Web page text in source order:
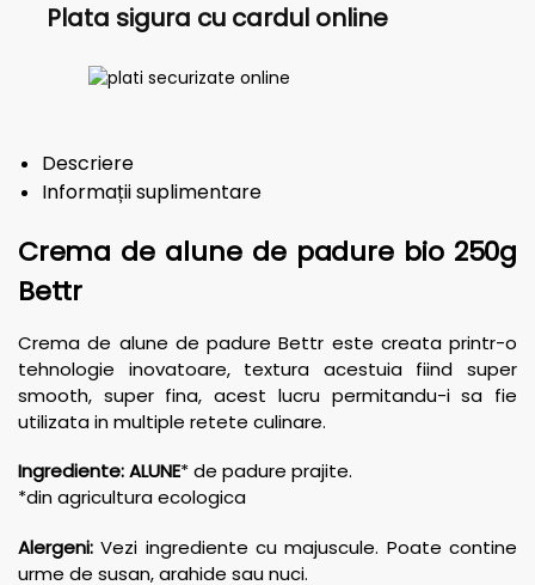
Plata sigura cu cardul online
Descriere
Informații suplimentare
Crema de alune de padure bio 250g
Bettr
Crema de alune de padure Bettr este creata printr-o
tehnologie inovatoare, textura acestuia fiind super
smooth, super fina, acest lucru permitandu-i sa fie
utilizata in multiple retete culinare.
Ingrediente:ALUNE* de padure prajite.
*din agricultura ecologica
Alergeni:Vezi ingrediente cu majuscule. Poate contine
urme de susan, arahide sau nuci.